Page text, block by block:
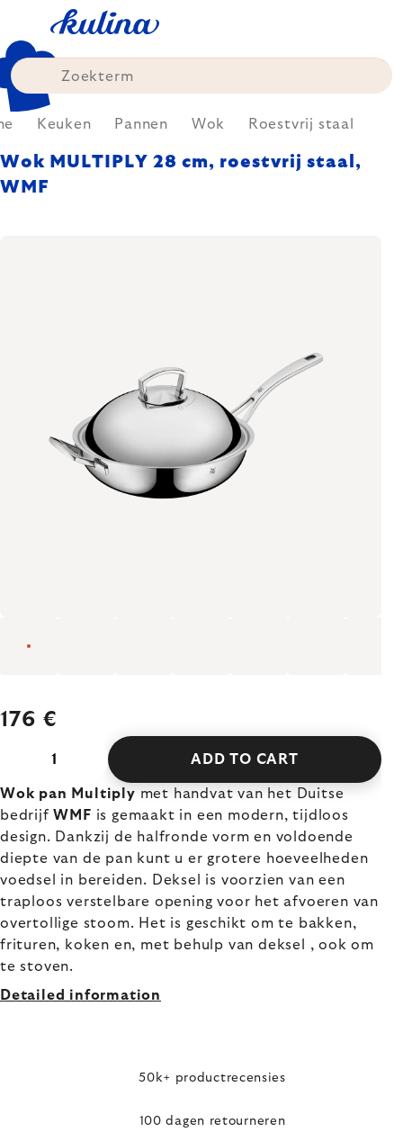
content
Keuken Pannen Wok Roestvrij staal
Wok MULTIPLY 28 cm, roestvrij staal,
WMF
176 €
ADD TO CART
Wok pan Multiply met handvat van het Duitse
bedrijfWMF is gemaakt in een modern, tijdloos
design. Dankzij de halfronde vorm en voldoende
diepte van de pan kunt u er grotere hoeveelheden
voedsel in bereiden. Deksel is voorzien van een
traploos verstelbare opening voor het afvoeren van
overtollige stoom. Het is geschikt om te bakken,
frituren, koken en, met behulp van deksel , ook om
te stoven.
Detailed information
50k+ productrecensies
100 dagen retourneren